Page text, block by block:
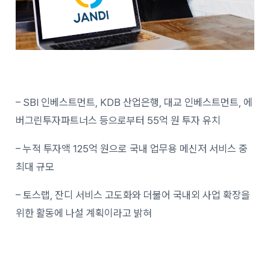
– SBI 인베스트먼트, KDB 산업은행, 대교 인베스트먼트, 에
버그린투자파트너스 등으로부터 55억 원 투자 유치
– 누적 투자액 125억 원으로 국내 업무용 메신저 서비스 중
최대 규모
– 토스랩, 잔디 서비스 고도화와 더불어 국내외 사업 확장을
위한 활동에 나설 계획이라고 밝혀